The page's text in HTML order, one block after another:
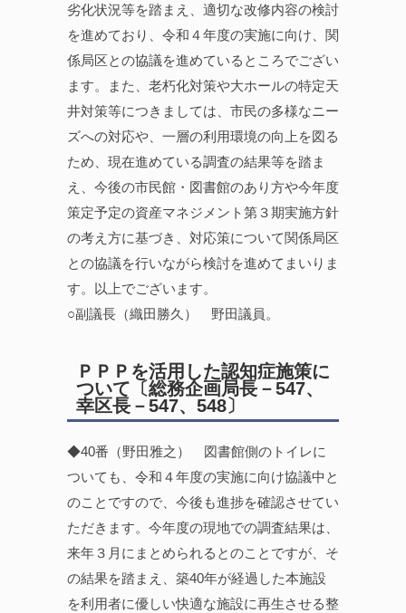
劣化状況等を踏まえ、適切な改修内容の検討
を進めており、令和４年度の実施に向け、関
係局区との協議を進めているところでござい
ます。また、老朽化対策や大ホールの特定天
井対策等につきましては、市民の多様なニー
ズへの対応や、一層の利用環境の向上を図る
ため、現在進めている調査の結果等を踏ま
え、今後の市民館・図書館のあり方や今年度
策定予定の資産マネジメント第３期実施方針
の考え方に基づき、対応策について関係局区
との協議を行いながら検討を進めてまいりま
す。以上でございます。
○副議長（織田勝久） 野田議員。
ＰＰＰを活用した認知症施策に
ついて〔総務企画局長－547、
幸区長－547、548〕
◆40番（野田雅之） 図書館側のトイレに
ついても、令和４年度の実施に向け協議中と
のことですので、今後も進捗を確認させてい
ただきます。今年度の現地での調査結果は、
来年３月にまとめられるとのことですが、そ
の結果を踏まえ、築40年が経過した本施設
を利用者に優しい快適な施設に再生させる整